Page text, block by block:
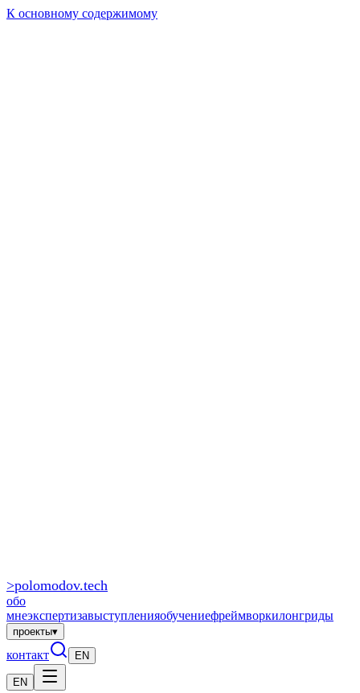
К основному содержимому
>polomodov.tech
обо
мнеэкспертизавыступленияобучениефреймворкилонгриды
проекты▾
контакт EN
EN